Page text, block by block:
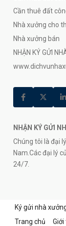
Cần thuê đất
Nhà xưởng cho
Nhà xưởng bán
NHẬN KÝ GỬI
NHẬN KÝ GỬI
Chúng tôi là đại
Nam.Các đại lý
24/7.
Ký gửi nhà
Trang chủ
Giới